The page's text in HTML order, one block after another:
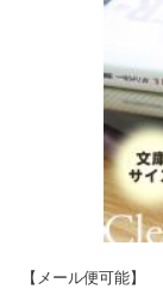
【メール便可能】